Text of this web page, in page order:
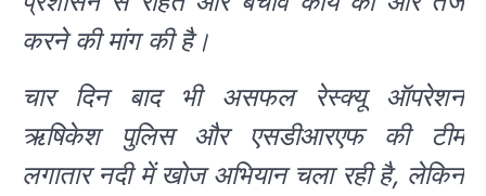
करने की मांग की है।
चार दिन बाद भी असफल रेस्क्यू ऑपरेशन
ऋषिकेश पुलिस और एसडीआरएफ की टीम
लगातार नदी में खोज अभियान चला रही है, लेकिन